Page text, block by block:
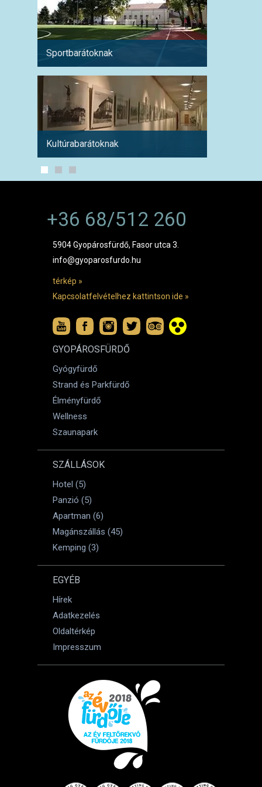
Sportbarátoknak
Kultúrabarátoknak
+36 68/512 260
5904 Gyopárosfürdő, Fasor utca 3.
info@gyoparosfurdo.hu
térkép »
Kapcsolatfelvételhez kattintson ide »
GYOPÁROSFÜRDŐ
Gyógyfürdő
Strand és Parkfürdő
Élményfürdő
Wellness
Szaunapark
SZÁLLÁSOK
Hotel (5)
Panzió (5)
Apartman (6)
Magánszállás (45)
Kemping (3)
EGYÉB
Hírek
Adatkezelés
Oldaltérkép
Impresszum